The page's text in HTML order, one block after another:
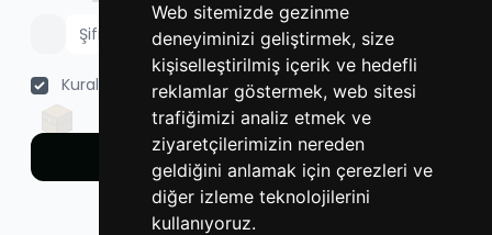
Web sitemizde gezinme
deneyiminizi geliştirmek, size
kişiselleştirilmiş içerik ve hedefli
reklamlar göstermek, web sitesi
trafiğimizi analiz etmek ve
ziyaretçilerimizin nereden
geldiğini anlamak için çerezleri ve
diğer izleme teknolojilerini
kullanıyoruz.
Kurallar 'ı okudum ve kabul ediyorum.
Kayıt Ol
Hesabınız mı var? Giriş Yap